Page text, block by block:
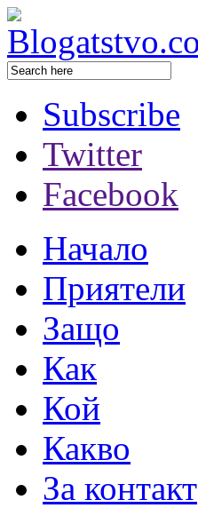
Subscribe
Twitter
Facebook
Начало
Приятели
Защо
Как
Кой
Какво
За контакт